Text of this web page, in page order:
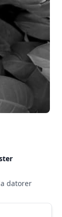
datorer